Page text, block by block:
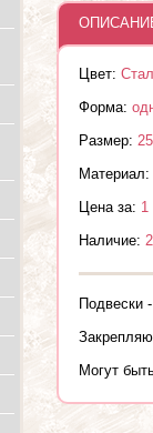
Цвет:
Форма:
Размер:
Материал:
Цена за: 1
Наличие:
Подвески
Могут